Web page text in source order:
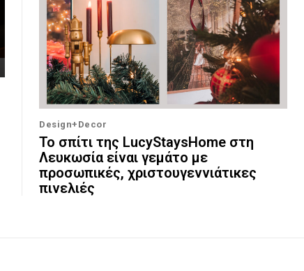
Design+Decor
Το σπίτι της LucyStaysHome στη
Λευκωσία είναι γεμάτo με
προσωπικές, χριστουγεννιάτικες
πινελιές